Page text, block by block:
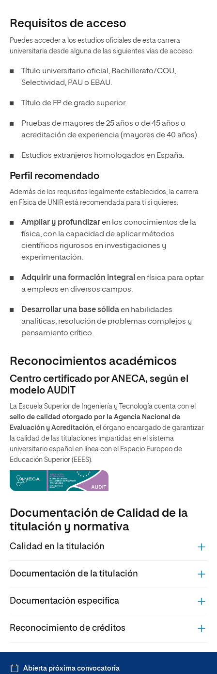
Requisitos de acceso
Puedes acceder a los estudios oficiales de esta carrera
universitaria desde alguna de las siguientes vías de acceso:
Título universitario oficial, Bachillerato/COU,
Selectividad, PAU o EBAU.
Título de FP de grado superior.
Pruebas de mayores de 25 años o de 45 años o
acreditación de experiencia (mayores de 40 años).
Estudios extranjeros homologados en España.
Perfil recomendado
Además de los requisitos legalmente establecidos, la carrera
en Física de UNIR está recomendada para ti si quieres:
Ampliar y profundizaren los conocimientos de la
física, con la capacidad de aplicar métodos
científicos rigurosos en investigaciones y
experimentación.
Adquirir una formación integral en física para optar
a empleos en diversos campos.
Desarrollar una base sólidaen habilidades
analíticas, resolución de problemas complejos y
pensamiento crítico.
Reconocimientos académicos
Centro certificado por ANECA, según el
modelo AUDIT
La Escuela Superior de Ingeniería y Tecnología cuenta con el
sello de calidad otorgado por la Agencia Nacional de
Evaluación y Acreditación, el órgano encargado de garantizar
la calidad de las titulaciones impartidas en el sistema
universitario español en línea con el Espacio Europeo de
Educación Superior (EEES).
Documentación de Calidad de la
titulación y normativa
Calidad en la titulación
Documentación de la titulación
Documentación específica
Reconocimiento de créditos
Abierta próxima convocatoria